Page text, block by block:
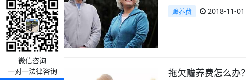
赡养费 2018-11-01
拖欠赡养费怎么办？
微信咨询
一对一法律咨询